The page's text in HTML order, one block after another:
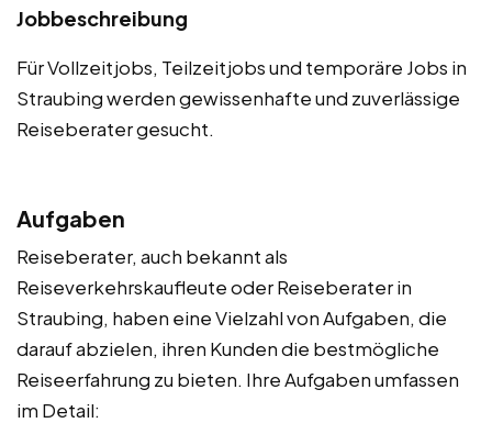
Jobbeschreibung
Für Vollzeitjobs, Teilzeitjobs und temporäre Jobs in
Straubing werden gewissenhafte und zuverlässige
Reiseberater gesucht.
Aufgaben
Reiseberater, auch bekannt als
Reiseverkehrskaufleute oder Reiseberater in
Straubing, haben eine Vielzahl von Aufgaben, die
darauf abzielen, ihren Kunden die bestmögliche
Reiseerfahrung zu bieten. Ihre Aufgaben umfassen
im Detail: